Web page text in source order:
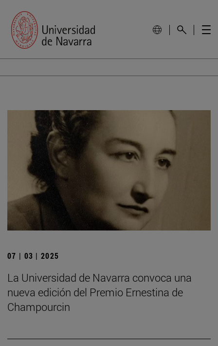
07 | 03 | 2025
La Universidad de Navarra convoca una
nueva edición del Premio Ernestina de
Champourcin